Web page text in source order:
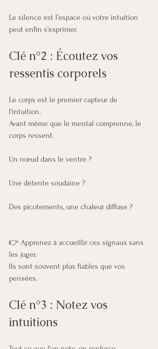
Le silence est l’espace où votre intuition
peut enfin s’exprimer.
Clé n°2 : Écoutez vos
ressentis corporels
Le corps est le premier capteur de
l’intuition.
Avant même que le mental comprenne, le
corps ressent.
Un nœud dans le ventre ?
Une détente soudaine ?
Des picotements, une chaleur diffuse ?
👉 Apprenez à accueillir ces signaux sans
les juger.
Ils sont souvent plus fiables que vos
pensées.
Clé n°3 : Notez vos
intuitions